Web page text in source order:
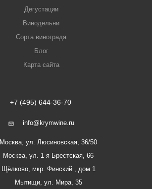
Дегустации
Винодельни
Сорта винограда
Блог
Карта сайта
+7 (495) 644-36-70
info@krymwine.ru
Москва, ул. Люсиновская, 36/50
Москва, ул. 1-я Брестская, 66
Щёлково, мкр. Финский , дом 1
Мытищи, ул. Мира, 35